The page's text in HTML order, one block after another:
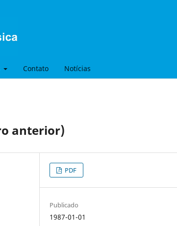
Contato Notícias
anterior)
PDF
Publicado
1987-01-01